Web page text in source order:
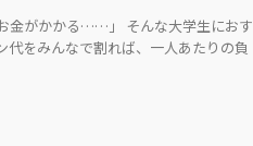
金がかかる……」 そんな大学生におす
をみんなで割れば、一人あたりの負